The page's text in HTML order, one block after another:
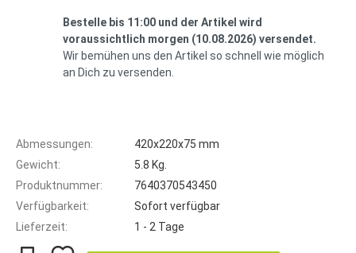
Bestelle bis 11:00 und der Artikel wird
voraussichtlich morgen (10.08.2026) versendet.
Wir bemühen uns den Artikel so schnell wie möglich
an Dich zu versenden.
Abmessungen:
420x220x75 mm
Gewicht:
5.8 Kg.
Produktnummer:
7640370543450
Verfügbarkeit:
Sofort verfügbar
Lieferzeit:
1 - 2 Tage